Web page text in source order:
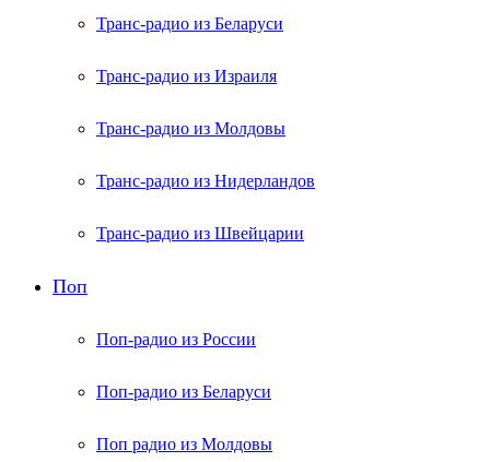
Транс-радио из Беларуси
Транс-радио из Израиля
Транс-радио из Молдовы
Транс-радио из Нидерландов
Транс-радио из Швейцарии
Поп
Поп-радио из России
Поп-радио из Беларуси
Поп радио из Молдовы